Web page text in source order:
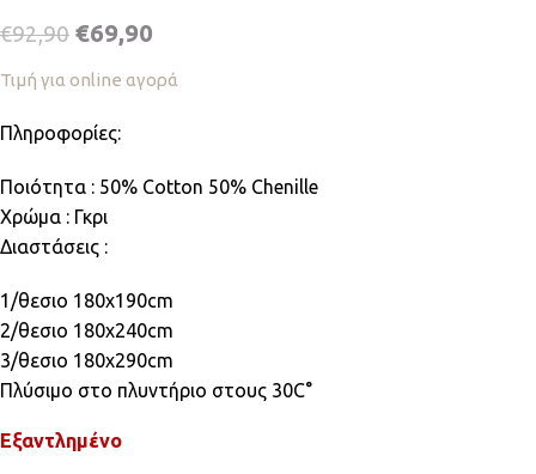
€92,90 €69,90
Τιμή για online αγορά
Πληροφορίες:
Ποιότητα : 50% Cotton 50% Chenille
Χρώμα : Γκρι
Διαστάσεις :
1/θεσιο 180x190cm
2/θεσιο 180x240cm
3/θεσιο 180x290cm
Πλύσιμο στο πλυντήριο στους 30C°
Εξαντλημένο